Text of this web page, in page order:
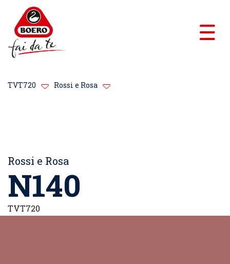
TVT720 Rossi e Rosa
Rossi e Rosa
N140
TVT720